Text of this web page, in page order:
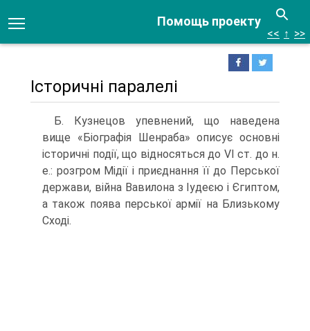
Помощь проекту
<< ↑ >>
Історичні паралелі
Б. Кузнецов упевнений, що наведена
вище «Біографія Шенраба» описує основні
історичні події, що відносяться до VI ст. до н.
е.: розгром Мідії і приєднання її до Перської
держави, війна Вавилона з Іудеєю і Єгиптом,
а також поява перської армії на Близькому
Сході.